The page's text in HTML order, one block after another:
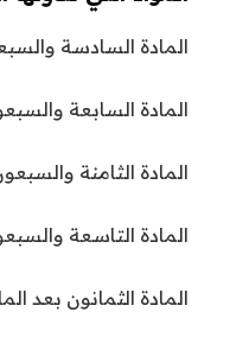
المادة السادسة
المادة السابعة
المادة الثامنة
المادة التاسعة
المادة الثمانون بعد